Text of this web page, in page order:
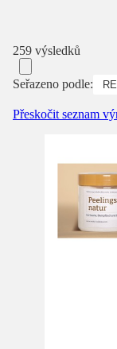
259 výsledků
Seřazeno podle:
Přeskočit seznam